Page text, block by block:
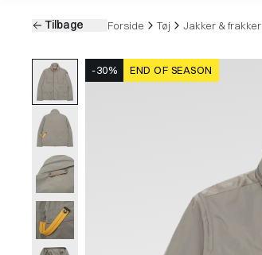
Tilbage Forside Tøj Jakker & frakker
-30% END OF SEASON